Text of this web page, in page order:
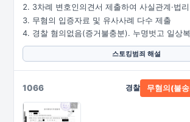
3차례 변호인의견서 제출하여 사실관계·법
무혐의 입증자료 및 유사사례 다수 제출
경찰 혐의없음(증거불충분). 누명벗고 일상
스토킹범죄 해설
1066 경찰 무혐의(불